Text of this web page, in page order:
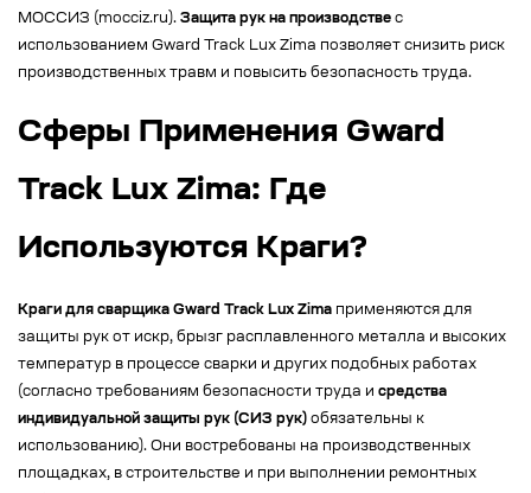
МОССИЗ (mocciz.ru). Защита рук на производстве с
использованием Gward Track Lux Zima позволяет снизить риск
производственных травм и повысить безопасность труда.
Сферы Применения Gward
Track Lux Zima: Где
Используются Краги?
Краги для сварщика Gward Track Lux Zima применяются для
защиты рук от искр, брызг расплавленного металла и высоких
температур в процессе сварки и других подобных работах
(согласно требованиям безопасности труда и средства
индивидуальной защиты рук (СИЗ рук) обязательны к
использованию). Они востребованы на производственных
площадках, в строительстве и при выполнении ремонтных